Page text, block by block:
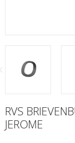
RVS
JEROME